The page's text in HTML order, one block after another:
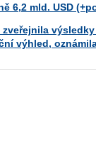
6,2 mld. USD
zveřejnila
výhled,